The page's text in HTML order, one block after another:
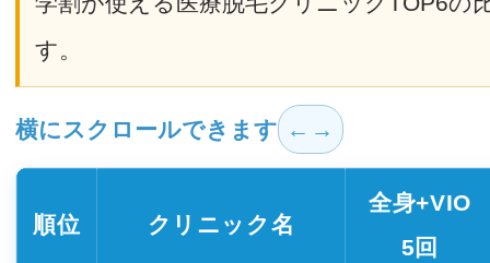
す。
横にスクロールできます
順位 クリニック名
全身+VIO
5回